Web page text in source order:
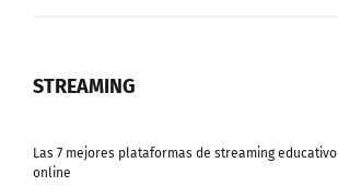
STREAMING
Las 7 mejores plataformas de streaming
online